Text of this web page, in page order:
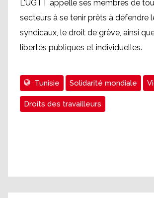
L'UGTT appelle ses membres de
secteurs à se tenir prêts à défendre
syndicaux, le droit de grève, ainsi
libertés publiques et individuelles.
Tunisie Solidarité mondiale
Droits des travailleurs